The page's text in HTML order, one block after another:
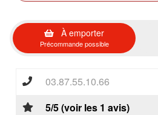
À emporter
Précommande possible
03.87.55.10.66
5/5 (voir les 1 avis)